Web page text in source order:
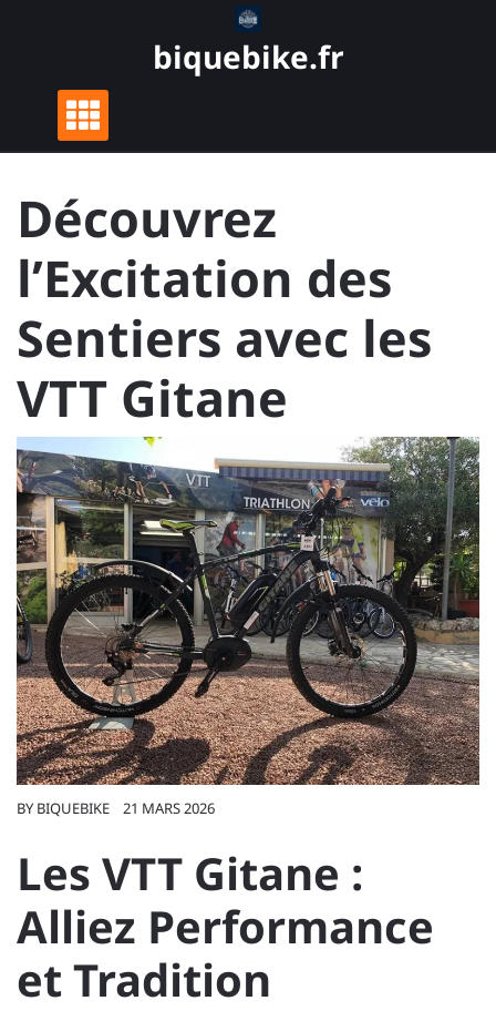
biquebike.fr
Découvrez
l’Excitation des
Sentiers avec les
VTT Gitane
BY BIQUEBIKE 21 MARS 2026
Les VTT Gitane :
Alliez Performance
et Tradition